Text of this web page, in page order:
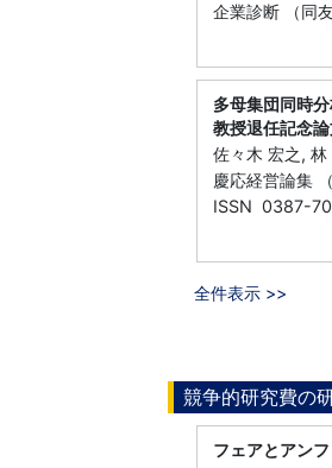
企業診断 （同
多母集団同時
教授退任記念
佐々木 宏之, 林
慶応経営論集
ISSN 0387-
全件表示 >>
競争的研究費の
フェアとアン